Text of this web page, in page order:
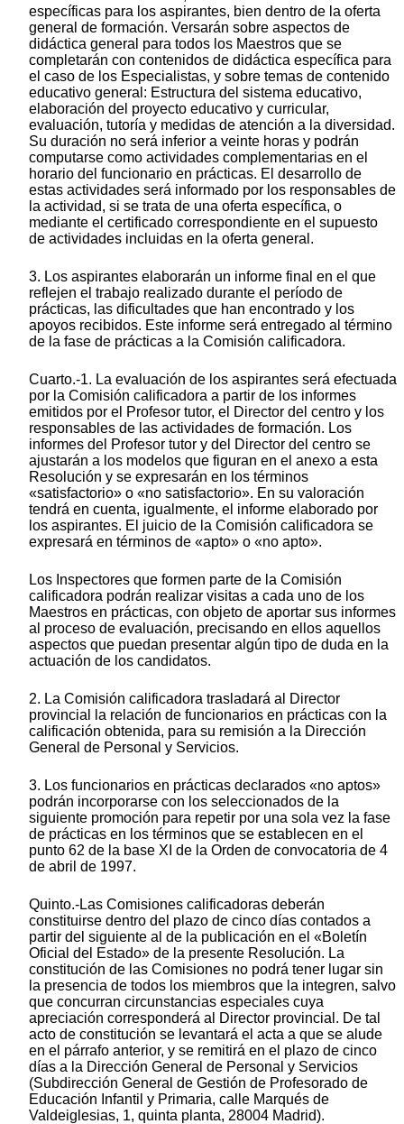
específicas para los aspirantes, bien dentro de la oferta
general de formación. Versarán sobre aspectos de
didáctica general para todos los Maestros que se
completarán con contenidos de didáctica específica para
el caso de los Especialistas, y sobre temas de contenido
educativo general: Estructura del sistema educativo,
elaboración del proyecto educativo y curricular,
evaluación, tutoría y medidas de atención a la diversidad.
Su duración no será inferior a veinte horas y podrán
computarse como actividades complementarias en el
horario del funcionario en prácticas. El desarrollo de
estas actividades será informado por los responsables de
la actividad, si se trata de una oferta específica, o
mediante el certificado correspondiente en el supuesto
de actividades incluidas en la oferta general.
3. Los aspirantes elaborarán un informe final en el que
reflejen el trabajo realizado durante el período de
prácticas, las dificultades que han encontrado y los
apoyos recibidos. Este informe será entregado al término
de la fase de prácticas a la Comisión calificadora.
Cuarto.-1. La evaluación de los aspirantes será efectuada
por la Comisión calificadora a partir de los informes
emitidos por el Profesor tutor, el Director del centro y los
responsables de las actividades de formación. Los
informes del Profesor tutor y del Director del centro se
ajustarán a los modelos que figuran en el anexo a esta
Resolución y se expresarán en los términos
«satisfactorio» o «no satisfactorio». En su valoración
tendrá en cuenta, igualmente, el informe elaborado por
los aspirantes. El juicio de la Comisión calificadora se
expresará en términos de «apto» o «no apto».
Los Inspectores que formen parte de la Comisión
calificadora podrán realizar visitas a cada uno de los
Maestros en prácticas, con objeto de aportar sus informes
al proceso de evaluación, precisando en ellos aquellos
aspectos que puedan presentar algún tipo de duda en la
actuación de los candidatos.
2. La Comisión calificadora trasladará al Director
provincial la relación de funcionarios en prácticas con la
calificación obtenida, para su remisión a la Dirección
General de Personal y Servicios.
3. Los funcionarios en prácticas declarados «no aptos»
podrán incorporarse con los seleccionados de la
siguiente promoción para repetir por una sola vez la fase
de prácticas en los términos que se establecen en el
punto 62 de la base XI de la Orden de convocatoria de 4
de abril de 1997.
Quinto.-Las Comisiones calificadoras deberán
constituirse dentro del plazo de cinco días contados a
partir del siguiente al de la publicación en el «Boletín
Oficial del Estado» de la presente Resolución. La
constitución de las Comisiones no podrá tener lugar sin
la presencia de todos los miembros que la integren, salvo
que concurran circunstancias especiales cuya
apreciación corresponderá al Director provincial. De tal
acto de constitución se levantará el acta a que se alude
en el párrafo anterior, y se remitirá en el plazo de cinco
días a la Dirección General de Personal y Servicios
(Subdirección General de Gestión de Profesorado de
Educación Infantil y Primaria, calle Marqués de
Valdeiglesias, 1, quinta planta, 28004 Madrid).